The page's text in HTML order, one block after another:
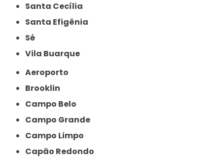
Santa Cecília
Santa Efigênia
Sé
Vila Buarque
Aeroporto
Brooklin
Campo Belo
Campo Grande
Campo Limpo
Capão Redondo